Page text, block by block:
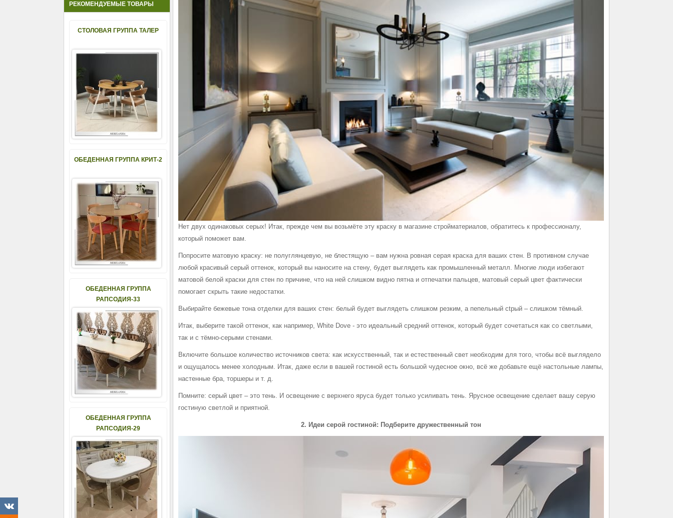
Нет двух одинаковых серых! Итак, прежде чем вы возьмёте эту краску в магазине стройматериалов, обратитесь к профессионалу,
который поможет вам.
Попросите матовую краску: не полуглянцевую, не блестящую – вам нужна ровная серая краска для ваших стен. В противном случае
любой красивый серый оттенок, который вы наносите на стену, будет выглядеть как промышленный металл. Многие люди избегают
матовой белой краски для стен по причине, что на ней слишком видно пятна и отпечатки пальцев, матовый серый цвет фактически
помогает скрыть такие недостатки.
Выбирайте бежевые тона отделки для ваших стен: белый будет выглядеть слишком резким, а пепельный сtрый – слишком тёмный.
Итак, выберите такой оттенок, как например, White Dove - это идеальный средний оттенок, который будет сочетаться как со светлыми,
так и с тёмно-серыми стенами.
Включите большое количество источников света: как искусственный, так и естественный свет необходим для того, чтобы всё выглядело
и ощущалось менее холодным. Итак, даже если в вашей гостиной есть большой чудесное окно, всё же добавьте ещё настольные лампы,
настенные бра, торшеры и т. д.
Помните: серый цвет – это тень. И освещение с верхнего яруса будет только усиливать тень. Ярусное освещение сделает вашу серую
гостиную светлой и приятной.
2. Идеи серой гостиной: Подберите дружественный тон
РЕКОМЕНДУЕМЫЕ ТОВАРЫ
СТОЛОВАЯ ГРУППА ТАЛЕР
ОБЕДЕННАЯ ГРУППА КРИТ-2
ОБЕДЕННАЯ ГРУППА
РАПСОДИЯ-33
ОБЕДЕННАЯ ГРУППА
РАПСОДИЯ-29